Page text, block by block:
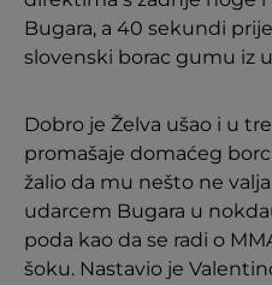
Bugara, a 40 sekundi
slovenski borac gumu iz
Dobro je Želva ušao i u
promašaje domaćeg
žalio da mu nešto ne
udarcem Bugara u
poda kao da se radi o
šoku. Nastavio je